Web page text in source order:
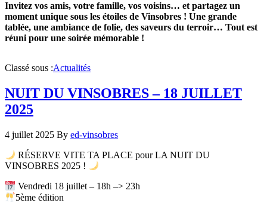
Invitez vos amis, votre famille, vos voisins… et partagez un
moment unique sous les étoiles de Vinsobres ! Une grande
tablée, une ambiance de folie, des saveurs du terroir… Tout est
réuni pour une soirée mémorable !
Classé sous :Actualités
NUIT DU VINSOBRES – 18 JUILLET
2025
4 juillet 2025 By ed-vinsobres
RÉSERVE VITE TA PLACE pour LA NUIT DU
VINSOBRES 2025 !
Vendredi 18 juillet – 18h –> 23h
5ème édition